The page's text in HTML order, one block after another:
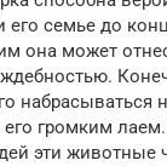
его семье до
она может
набрасываться
громким
эти животные